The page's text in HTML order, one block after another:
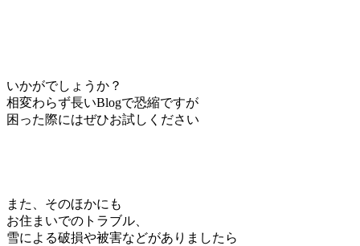
いかがでしょうか？
相変わらず長いBlogで恐縮ですが
困った際にはぜひお試しください
また、そのほかにも
お住まいでのトラブル、
雪による破損や被害などがありましたら